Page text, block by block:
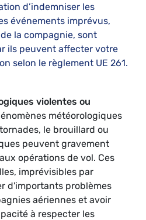
d’indemniser les
événements imprévus,
la compagnie, sont
ils peuvent affecter votre
selon le règlement UE 261.
violentes ou
météorologiques
le brouillard ou
peuvent gravement
opérations de vol. Ces
imprévisibles par
d'importants problèmes
aériennes et avoir
à respecter les